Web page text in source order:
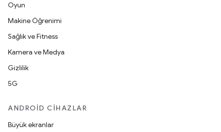
Oyun
Makine Öğrenimi
Sağlık ve Fitness
Kamera ve Medya
Gizlilik
5G
ANDROID CIHAZLAR
Büyük ekranlar